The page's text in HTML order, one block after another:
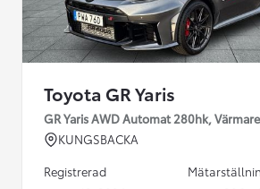
Toyota GR Yaris
GR Yaris AWD Automat 280hk,
KUNGSBACKA
Registrerad